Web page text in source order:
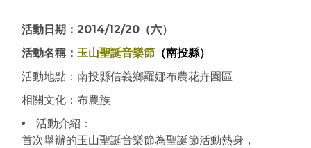
活動日期：2014/12/20（六）
活動名稱：玉山聖誕音樂節 （南投縣）
活動地點：南投縣信義鄉羅娜布農花卉園區
相關文化：布農族
活動介紹：
首次舉辦的玉山聖誕音樂節為聖誕節活動熱身，